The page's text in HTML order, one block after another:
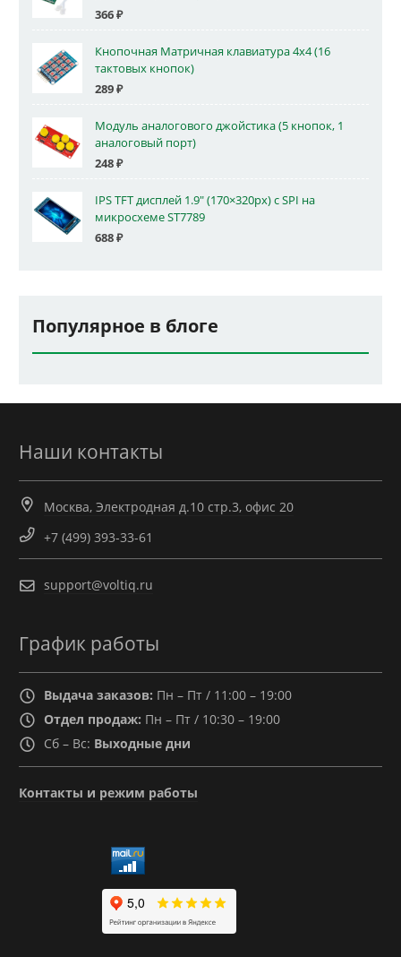
366₽
Кнопочная Матричная клавиатура 4x4 (16
тактовых кнопок)
289₽
Модуль аналогового джойстика (5 кнопок, 1
аналоговый порт)
248₽
IPS TFT дисплей 1.9" (170×320px) с SPI на
микросхеме ST7789
688₽
Популярное в блоге
Наши контакты
Москва, Электродная д.10 стр.3, офис 20
+7 (499) 393-33-61
support@voltiq.ru
График работы
Выдача заказов: Пн – Пт / 11:00 – 19:00
Отдел продаж: Пн – Пт / 10:30 – 19:00
Сб – Вс: Выходные дни
Контакты и режим работы